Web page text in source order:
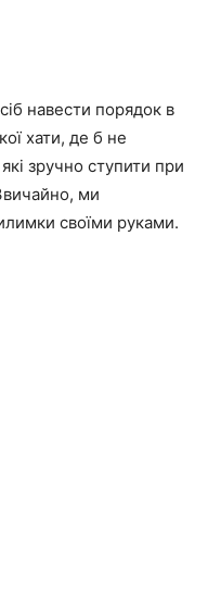
навести порядок в
хати, де б не
зручно ступити при
ми
своїми руками.